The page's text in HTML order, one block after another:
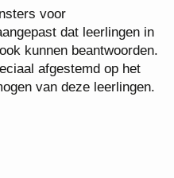
voor
dat leerlingen in
kunnen beantwoorden.
afgestemd op het
van deze leerlingen.